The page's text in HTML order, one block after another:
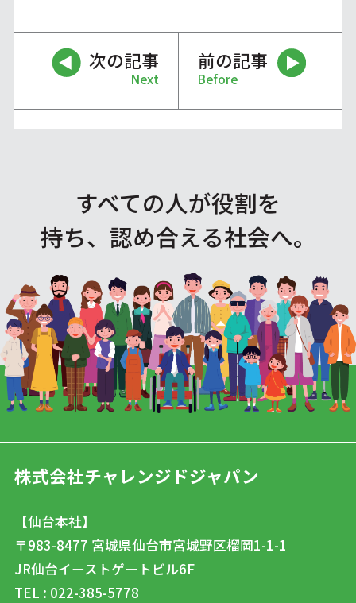
次の記事
Next
前の記事
Before
すべての人が役割を
持ち、認め合える社会へ。
株式会社チャレンジドジャパン
【仙台本社】
〒983-8477 宮城県仙台市宮城野区榴岡1-1-1
JR仙台イーストゲートビル6F
TEL : 022-385-5778